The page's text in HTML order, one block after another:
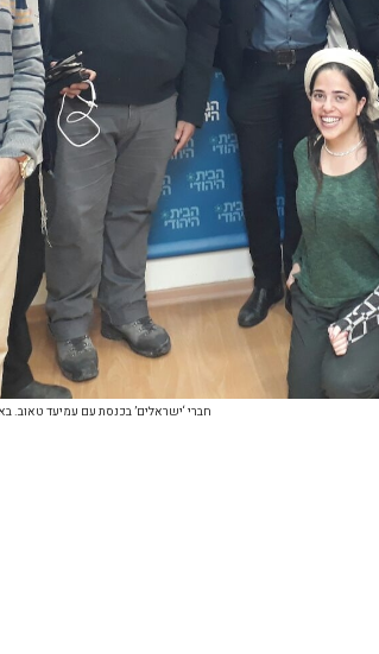
חברי ‘ישראלים’ בכנסת עם עמיעד טאוב.